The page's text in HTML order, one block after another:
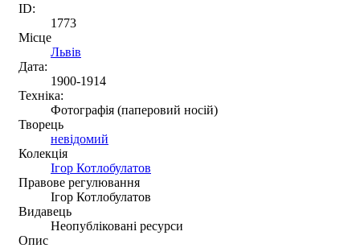
ID:
1773
Місце
Львів
Дата:
1900-1914
Техніка:
Фотографія (паперовий носій)
Творець
невідомий
Колекція
Ігор Котлобулатов
Правове регулювання
Ігор Котлобулатов
Видавець
Неопубліковані ресурси
Опис